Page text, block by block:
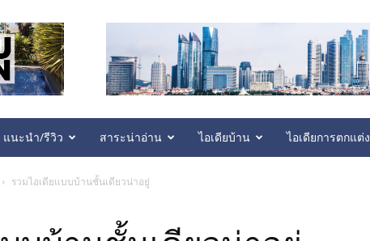
แนะนำ/รีวิว สาระน่าอ่าน ไอเดียบ้าน ไอเดียการตกแต่ง
รวมไอเดียแบบบ้านชั้นเดียวน่าอยู่